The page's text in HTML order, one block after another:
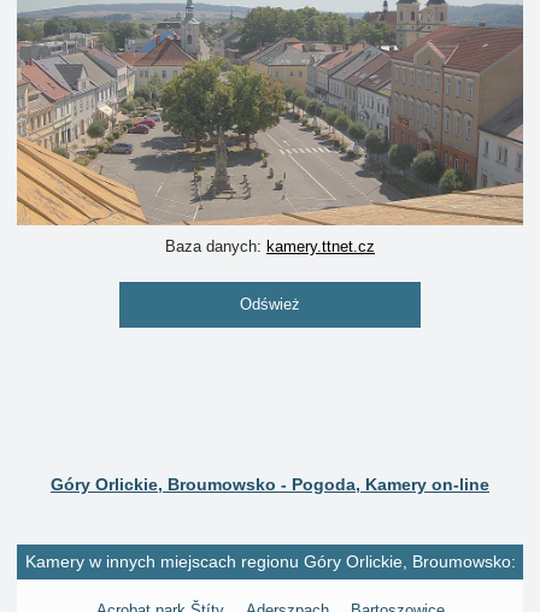
Baza danych: kamery.ttnet.cz
Odśwież
Góry Orlickie, Broumowsko - Pogoda, Kamery on-line
Kamery w innych miejscach regionu Góry Orlickie, Broumowsko: